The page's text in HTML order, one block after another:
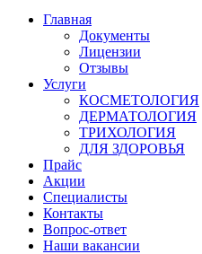
Главная
Документы
Лицензии
Отзывы
Услуги
КОСМЕТОЛОГИЯ
ДЕРМАТОЛОГИЯ
ТРИХОЛОГИЯ
ДЛЯ ЗДОРОВЬЯ
Прайс
Акции
Специалисты
Контакты
Вопрос-ответ
Наши вакансии